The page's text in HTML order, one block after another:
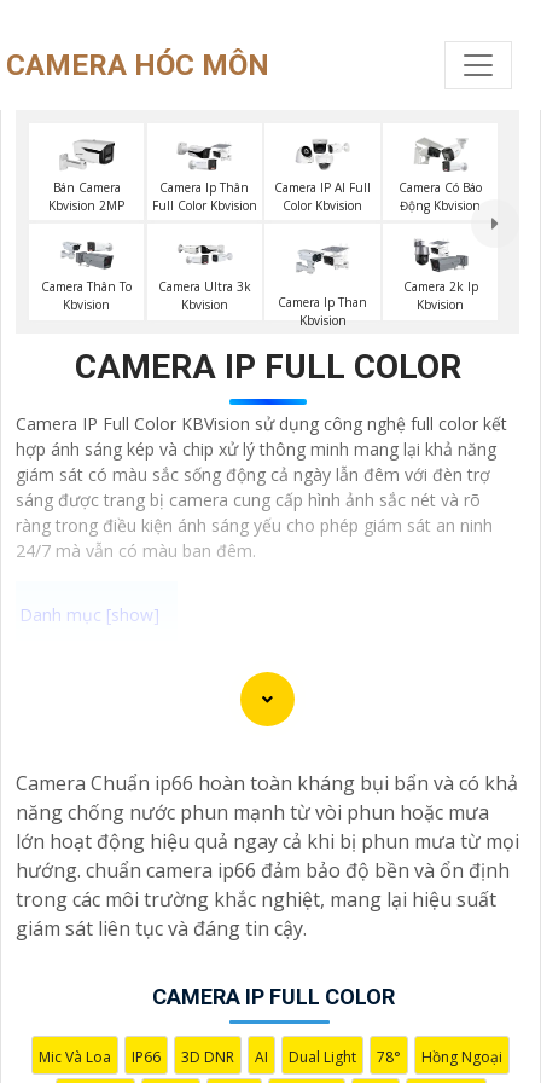
CAMERA HÓC MÔN
Bán Camera
Kbvision 2MP
Camera Ip Thân
Full Color Kbvision
Camera IP AI Full
Color Kbvision
Camera Có Báo
Động Kbvision
Camera Thân To
Kbvision
Camera Ultra 3k
Kbvision
Camera Ip Than
Kbvision
Camera 2k Ip
Kbvision
CAMERA IP FULL COLOR
Camera IP Full Color KBVision sử dụng công nghệ full color kết
hợp ánh sáng kép và chip xử lý thông minh mang lại khả năng
giám sát có màu sắc sống động cả ngày lẫn đêm với đèn trợ
sáng được trang bị camera cung cấp hình ảnh sắc nét và rõ
ràng trong điều kiện ánh sáng yếu cho phép giám sát an ninh
24/7 mà vẫn có màu ban đêm.
Chào bạn, dưới đây là một số câu giới thiệu cho việc
mua Camera Kbvision với chiết khấu cao và giải pháp
với chiết khấu hấp dẫn? Hãy đến với chúng tôi để nhận
ưu đãi đặc biệt và được tư vấn về giải pháp chính xác
nhất cho nhu cầu an ninh của bạn!"
️🏅️2:"Bạn muốn mua Camera Kbvision với giá ưu đãi và
giải pháp phù hợp? Liên hệ ngay với chúng tôi để được
hỗ trợ tốt nhất từ đội ngũ chuyên gia có kinh nghiệm!"
chính hãng với chiết khấu cao nhất trên thị trường. Hãy
đến với chúng tôi để trải nghiệm dịch vụ tốt nhất và
nhận được sự tư vấn chuyên nghiệp về giải pháp an
Camera Chuẩn ip66 hoàn toàn kháng bụi bẩn và có khả
năng chống nước phun mạnh từ vòi phun hoặc mưa
lớn hoạt động hiệu quả ngay cả khi bị phun mưa từ mọi
hướng. chuẩn camera ip66 đảm bảo độ bền và ổn định
trong các môi trường khắc nghiệt, mang lại hiệu suất
giám sát liên tục và đáng tin cậy.
CAMERA IP FULL COLOR
Mic Và Loa IP66 3D DNR AI Dual Light 78° Hồng Ngoại